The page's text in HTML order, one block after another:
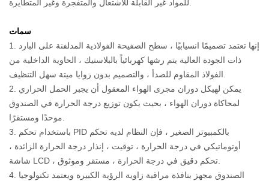
للمواد غير القابلة للاشتعال والمتفجرة وغير المتطايرة.
سمات
1. إنها تعتمد تصميمًا انسيابيًا ، سطح الصفيحة الفولاذية المدلفنة على البارد
ذات الجودة العالية يتم رشها كهربائياً بالبلاستيك ، الحاوية الداخلية من
الفولاذ المقاوم للصدأ ، والتصميم بدون زوايا ميتة سهل التنظيف.
2. يمكن لهيكل دوران مجرى الهواء المعقول أن يجبر الحمل الحراري
لمحاكاة دوران الهواء ، بحيث يكون توزيع درجة الحرارة في الصندوق
موحدًا ومستقرًا.
3. باستخدام تحكم PID بالكمبيوتر الصغير ، فإن النظام لديه تحكم
أوتوماتيكي في درجة الحرارة ، توقيت ، إنذار درجة الحرارة الزائدة ،
شاشة LCD ، تحكم دقيق في درجة الحرارة ، مستقر وموثوق.
4. الصندوق مجهز بنافذة مراقبة زاوية الرؤية الكبيرة ويعتمد تكنولوجيا